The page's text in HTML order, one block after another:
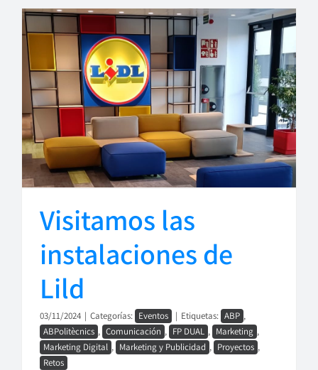
Visitamos las
instalaciones de
Lild
03/11/2024 | Categorías: Eventos | Etiquetas: ABP ,
ABPolitècnics , Comunicación , FP DUAL , Marketing ,
Marketing Digital , Marketing y Publicidad , Proyectos ,
Retos